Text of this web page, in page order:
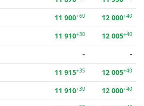
11 900+60 12 000+40
11 910+30 12 005+40
-
-
11 915+35 12 005+40
11 910+30 12 000+40